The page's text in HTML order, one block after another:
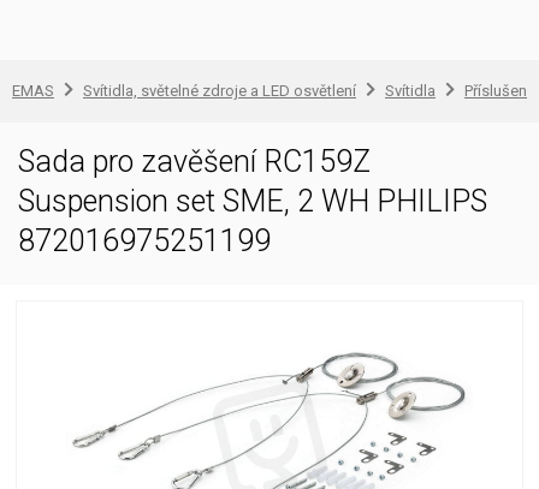
EMAS Svítidla, světelné zdroje a LED osvětlení Svítidla
Sada pro zavěšení RC159Z
Suspension set SME, 2 WH PHILIPS
872016975251199